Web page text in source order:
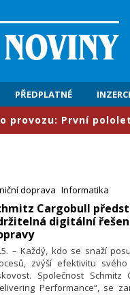
PŘEDPLATNÉ
pololetí přineslo
doprava Informatika
Cargobull
digitální
– Každý, kdo se snaží
zvýší efektivitu
Společnost Schmitz
Performance“, se